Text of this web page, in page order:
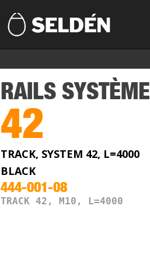
RAILS SYSTÈME
42
TRACK, SYSTEM 42, L=4000
BLACK
444-001-08
TRACK 42, M10, L=4000